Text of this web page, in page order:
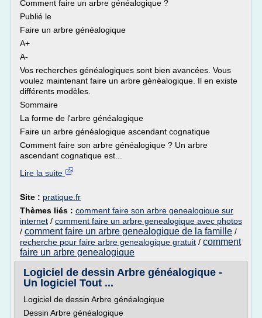
Comment faire un arbre généalogique ?
Publié le
Faire un arbre généalogique
A+
A-
Vos recherches généalogiques sont bien avancées. Vous
voulez maintenant faire un arbre généalogique. Il en existe
différents modèles.
Sommaire
La forme de l'arbre généalogique
Faire un arbre généalogique ascendant cognatique
Comment faire son arbre généalogique ? Un arbre
ascendant cognatique est...
Lire la suite
Site : pratique.fr
Thèmes liés : comment faire son arbre genealogique sur
internet / comment faire un arbre genealogique avec photos
/ comment faire un arbre genealogique de la famille /
recherche pour faire arbre genealogique gratuit / comment
faire un arbre genealogique
Logiciel de dessin Arbre généalogique -
Un logiciel Tout ...
Logiciel de dessin Arbre généalogique
Dessin Arbre généalogique